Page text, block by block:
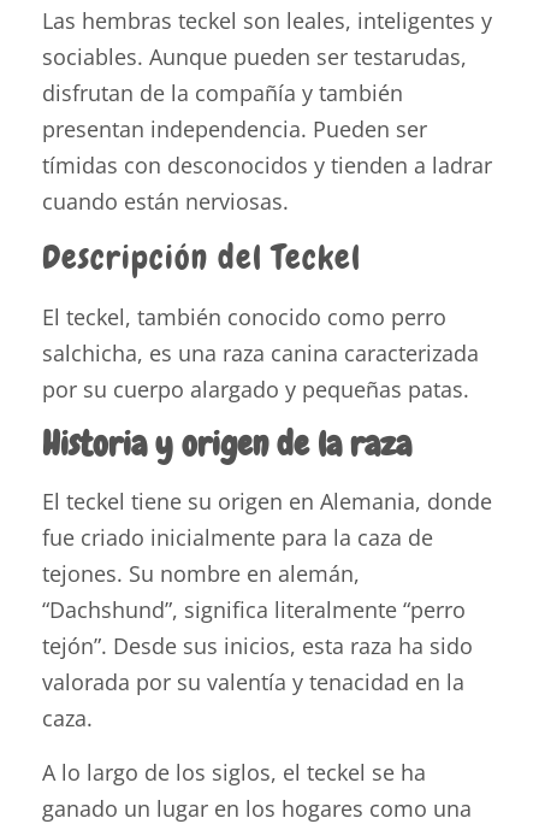
Las hembras teckel son leales, inteligentes y
sociables. Aunque pueden ser testarudas,
disfrutan de la compañía y también
presentan independencia. Pueden ser
tímidas con desconocidos y tienden a ladrar
cuando están nerviosas.
Descripción del Teckel
El teckel, también conocido como perro
salchicha, es una raza canina caracterizada
por su cuerpo alargado y pequeñas patas.
Historia y origen de la raza
El teckel tiene su origen en Alemania, donde
fue criado inicialmente para la caza de
tejones. Su nombre en alemán,
“Dachshund”, significa literalmente “perro
tejón”. Desde sus inicios, esta raza ha sido
valorada por su valentía y tenacidad en la
caza.
A lo largo de los siglos, el teckel se ha
ganado un lugar en los hogares como una